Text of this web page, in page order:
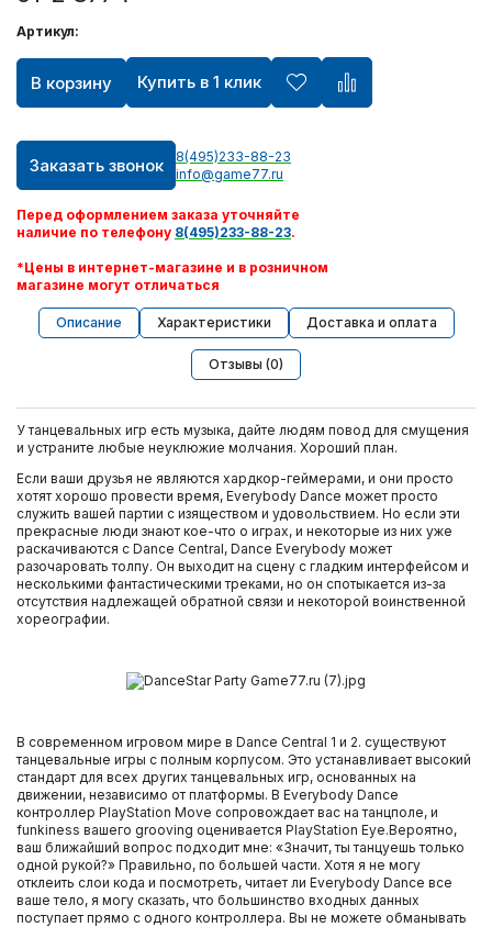
Артикул:
В корзину Купить в 1 клик
Заказать звонок
8(495)233-88-23
info@game77.ru
Перед оформлением заказа уточняйте
наличие по телефону 8(495)233-88-23.
*Цены в интернет-магазине и в розничном
магазине могут отличаться
Описание Характеристики Доставка и оплата
Отзывы (0)
У танцевальных игр есть музыка, дайте людям повод для смущения
и устраните любые неуклюжие молчания. Хороший план.
Если ваши друзья не являются хардкор-геймерами, и они просто
хотят хорошо провести время, Everybody Dance может просто
служить вашей партии с изяществом и удовольствием. Но если эти
прекрасные люди знают кое-что о играх, и некоторые из них уже
раскачиваются с Dance Central, Dance Everybody может
разочаровать толпу. Он выходит на сцену с гладким интерфейсом и
несколькими фантастическими треками, но он спотыкается из-за
отсутствия надлежащей обратной связи и некоторой воинственной
хореографии.
В современном игровом мире в Dance Central 1 и 2. существуют
танцевальные игры с полным корпусом. Это устанавливает высокий
стандарт для всех других танцевальных игр, основанных на
движении, независимо от платформы. В Everybody Dance
контроллер PlayStation Move сопровождает вас на танцполе, и
funkiness вашего grooving оценивается PlayStation Eye.Вероятно,
ваш ближайший вопрос подходит мне: «Значит, ты танцуешь только
одной рукой?» Правильно, по большей части. Хотя я не могу
отклеить слои кода и посмотреть, читает ли Everybody Dance все
ваше тело, я могу сказать, что большинство входных данных
поступает прямо с одного контроллера. Вы не можете обманывать
Игрушки ручной работы
Шлем виртуальной реальности Oculus
Квадрокоптеры
Apple AirPods
PlayStation Portable
Персональный уход
Техника для дома
Внешние жесткие диски
Компьютерные гарнитуры
Nintendo DS
Xbox One
PlayStation 3